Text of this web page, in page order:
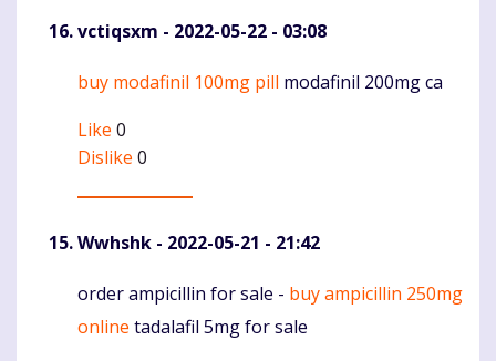
vctiqsxm - 2022-05-22 - 03:08
Komentaras
buy modafinil 100mg pill modafinil 200mg ca
Like 0
Dislike 0
Wwhshk - 2022-05-21 - 21:42
Komentaras
order ampicillin for sale - buy ampicillin 250mg
online tadalafil 5mg for sale